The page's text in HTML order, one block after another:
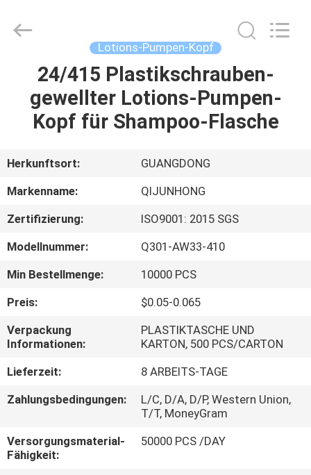
HAUSE
VR-
SHOW
ÜBER
UNS
WERKSBESICHTIGUNG
QUALITÄTSKONTROLLE
KONTAKT
MIT
UNS
PRODUCTS
MANUFACTORY
Lotions-Pumpen-Kopf
24/415 Plastikschrauben-
gewellter Lotions-Pumpen-
Kopf für Shampoo-Flasche
Herkunftsort:
GUANGDONG
Markenname:
QIJUNHONG
Zertifizierung:
ISO9001: 2015 SGS
Modellnummer:
Q301-AW33-410
Min Bestellmenge:
10000 PCS
Preis:
$0.05-0.065
Verpackung
Informationen:
PLASTIKTASCHE UND
KARTON, 500 PCS/CARTON
Lieferzeit:
8 ARBEITS-TAGE
Zahlungsbedingungen:
L/C, D/A, D/P, Western Union,
T/T, MoneyGram
Versorgungsmaterial-
Fähigkeit:
50000 PCS /DAY